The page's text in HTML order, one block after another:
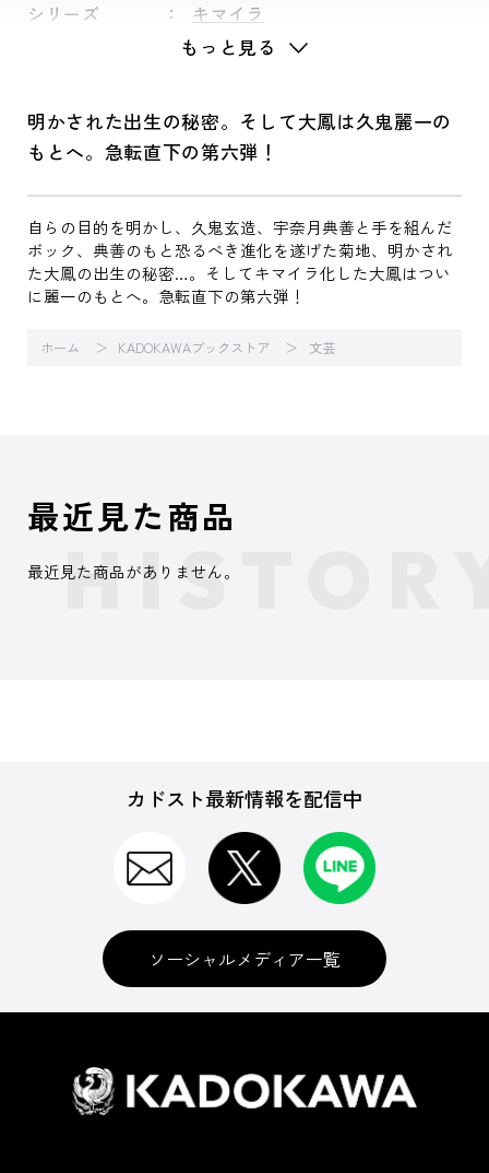
シリーズ
キマイラ
もっと見る
明かされた出生の秘密。そして大鳳は久鬼麗一の
もとへ。急転直下の第六弾！
自らの目的を明かし、久鬼玄造、宇奈月典善と手を組んだ
ボック、典善のもと恐るべき進化を遂げた菊地、明かされ
た大鳳の出生の秘密…。そしてキマイラ化した大鳳はつい
に麗一のもとへ。急転直下の第六弾！
ホーム KADOKAWAブックストア 文芸
最近見た商品
最近見た商品がありません。
カドスト最新情報を配信中
ソーシャルメディア一覧